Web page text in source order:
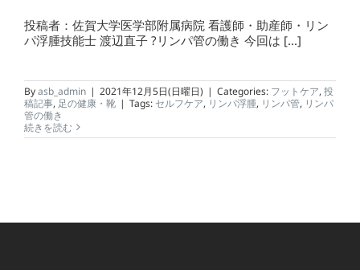
投稿者：佐賀大学医学部附属病院 看護師・助産師・リン
パ浮腫技能士 渡辺直子 ?リンパ管の働き 今回は [...]
Byasb_admin | 2021年12月5日(日曜日) | Categories: フットケア, 投
稿記事, 足の健康・靴 | Tags: セルフケア, リンパ浮腫, リンパ管, リンパ
管の働き
続きを読む